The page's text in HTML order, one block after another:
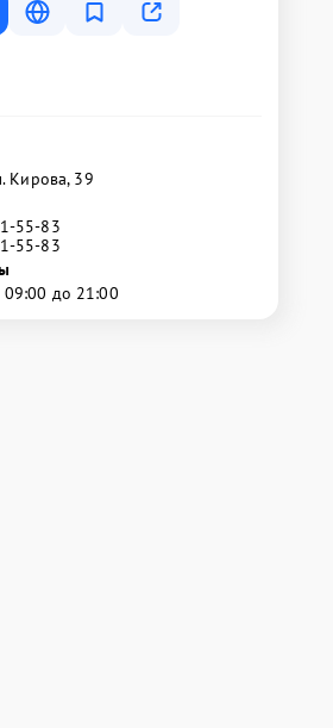
Кирова, 39
55-83
55-83
09:00 до 21:00